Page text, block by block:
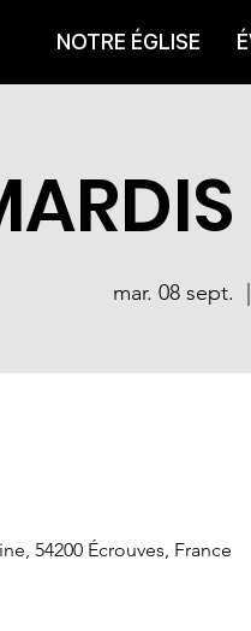
NOTRE ÉGLISE
mar. 08 sept.
54200 Écrouves, France